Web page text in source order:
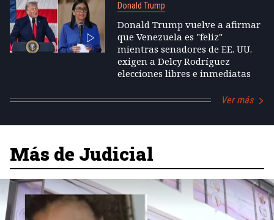
Donald Trump
Donald Trump vuelve a afirmar
que Venezuela es "feliz"
mientras senadores de EE. UU.
exigen a Delcy Rodríguez
elecciones libres e inmediatas
Ver más
Más de Judicial